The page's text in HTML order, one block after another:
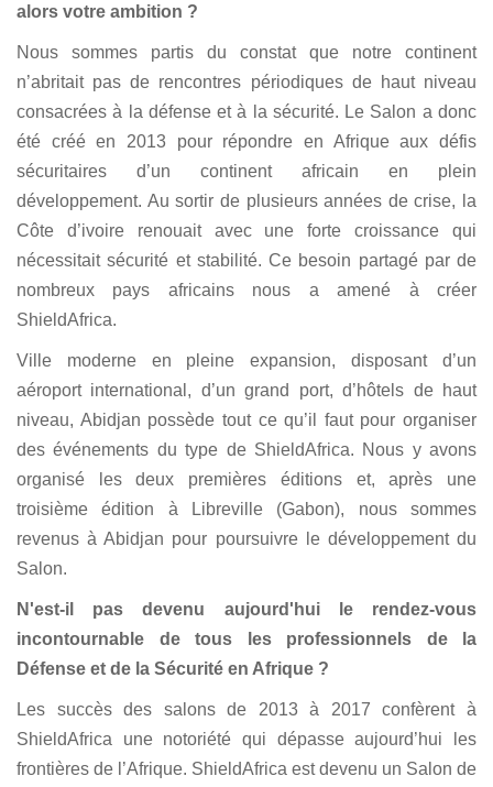
alors votre ambition ?
Nous sommes partis du constat que notre continent
n’abritait pas de rencontres périodiques de haut niveau
consacrées à la défense et à la sécurité. Le Salon a donc
été créé en 2013 pour répondre en Afrique aux défis
sécuritaires d’un continent africain en plein
développement. Au sortir de plusieurs années de crise, la
Côte d’ivoire renouait avec une forte croissance qui
nécessitait sécurité et stabilité. Ce besoin partagé par de
nombreux pays africains nous a amené à créer
ShieldAfrica.
Ville moderne en pleine expansion, disposant d’un
aéroport international, d’un grand port, d’hôtels de haut
niveau, Abidjan possède tout ce qu’il faut pour organiser
des événements du type de ShieldAfrica. Nous y avons
organisé les deux premières éditions et, après une
troisième édition à Libreville (Gabon), nous sommes
revenus à Abidjan pour poursuivre le développement du
Salon.
N'est-il pas devenu aujourd'hui le rendez-vous
incontournable de tous les professionnels de la
Défense et de la Sécurité en Afrique ?
Les succès des salons de 2013 à 2017 confèrent à
ShieldAfrica une notoriété qui dépasse aujourd’hui les
frontières de l’Afrique. ShieldAfrica est devenu un Salon de